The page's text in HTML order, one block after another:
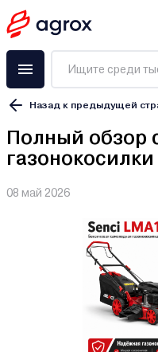
Назад к предыдущей
Полный обзор
08 май 2026